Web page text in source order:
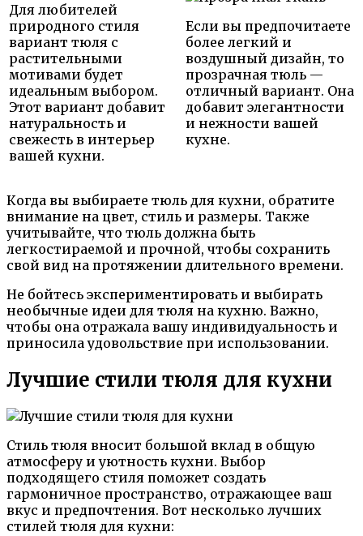
Для любителей
природного стиля
вариант тюля с
растительными
мотивами будет
идеальным выбором.
Этот вариант добавит
натуральность и
свежесть в интерьер
вашей кухни.
Если вы предпочитаете
более легкий и
воздушный дизайн, то
прозрачная тюль —
отличный вариант. Она
добавит элегантности
и нежности вашей
кухне.
Когда вы выбираете тюль для кухни, обратите
внимание на цвет, стиль и размеры. Также
учитывайте, что тюль должна быть
легкостираемой и прочной, чтобы сохранить
свой вид на протяжении длительного времени.
Не бойтесь экспериментировать и выбирать
необычные идеи для тюля на кухню. Важно,
чтобы она отражала вашу индивидуальность и
приносила удовольствие при использовании.
Лучшие стили тюля для кухни
Стиль тюля вносит большой вклад в общую
атмосферу и уютность кухни. Выбор
подходящего стиля поможет создать
гармоничное пространство, отражающее ваш
вкус и предпочтения. Вот несколько лучших
стилей тюля для кухни: